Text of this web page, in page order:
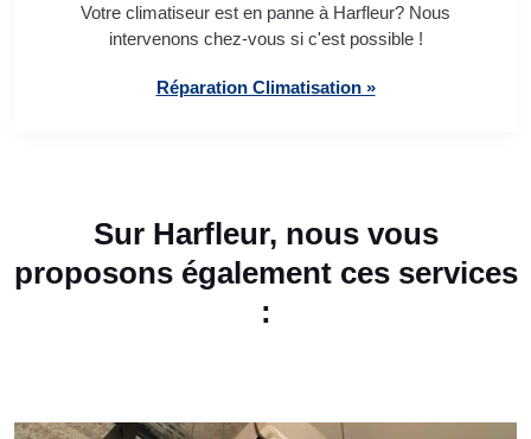
Votre climatiseur est en panne à Harfleur? Nous
intervenons chez-vous si c'est possible !
Réparation Climatisation »
Sur Harfleur, nous vous
proposons également ces services
: